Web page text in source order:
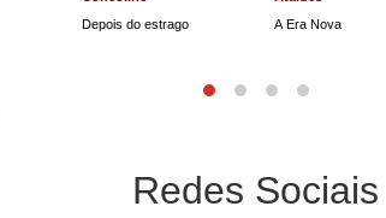
Depois do estrago
A Era Nova
Redes Sociais